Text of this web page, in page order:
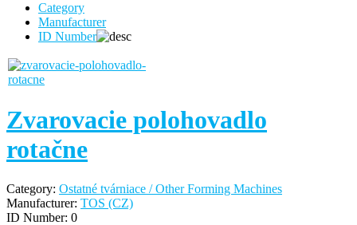
Category
Manufacturer
ID Number
Zvarovacie polohovadlo
rotačne
Category: Ostatné tvárniace / Other Forming Machines
Manufacturer: TOS (CZ)
ID Number: 0